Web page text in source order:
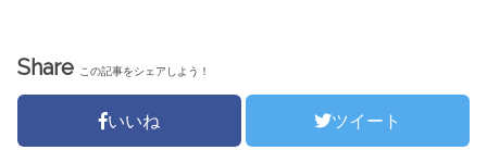
Share この記事をシェアしよう！
いいね ツイート